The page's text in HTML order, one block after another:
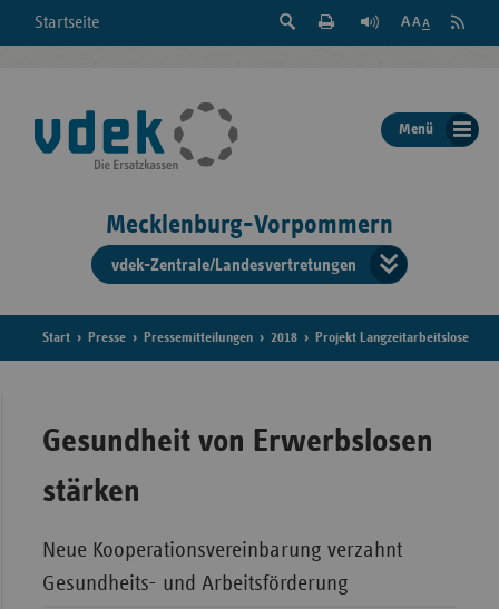
Startseite
Suche
der
Seite
Feed
Menü
Mecklenburg-Vorpommern
vdek-Zentrale/Landesvertretungen
der
Start Presse Pressemitteilungen 2018 Projekt Langzeitarbeitslose
Gesundheit von Erwerbslosen
stärken
Neue Kooperationsvereinbarung verzahnt
Gesundheits- und Arbeitsförderung